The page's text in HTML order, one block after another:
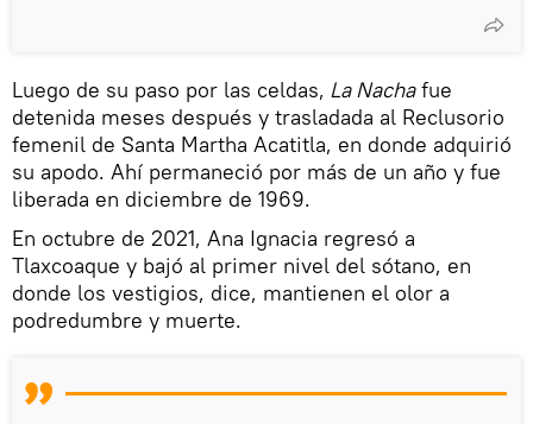
Luego de su paso por las celdas, La Nachafue
detenida meses después y trasladada al Reclusorio
femenil de Santa Martha Acatitla, en donde adquirió
su apodo. Ahí permaneció por más de un año y fue
liberada en diciembre de 1969.
En octubre de 2021, Ana Ignacia regresó a
Tlaxcoaque y bajó al primer nivel del sótano, en
donde los vestigios, dice, mantienen el olor a
podredumbre y muerte.